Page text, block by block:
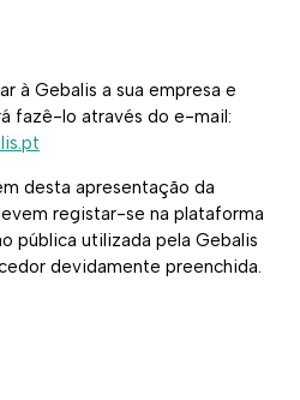
à Gebalis​ a sua empresa e
fazê-lo através do e-mail:
desta apresentação da
registar-se na plataforma
pública utilizada pela Gebalis
devidamente preenchida.